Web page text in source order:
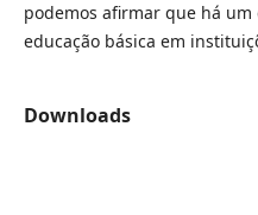
podemos afirmar que há
educação básica em
Downloads